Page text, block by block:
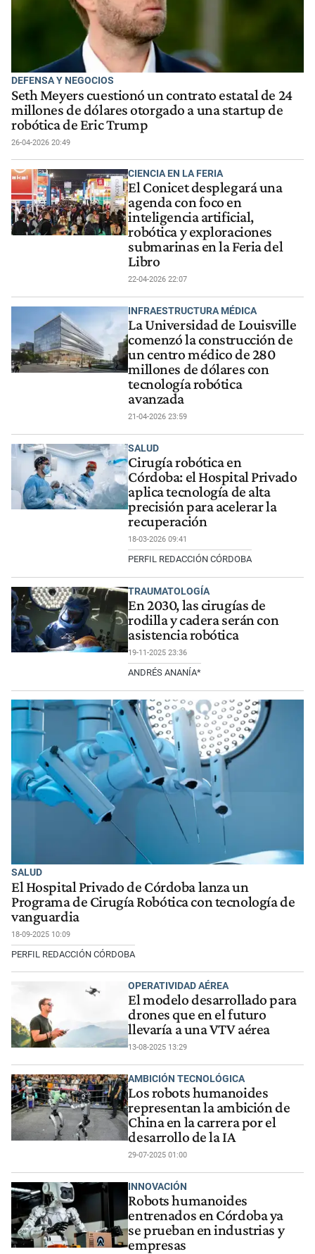
DEFENSA Y NEGOCIOS
Seth Meyers cuestionó un contrato estatal de 24
millones de dólares otorgado a una startup de
robótica de Eric Trump
26-04-2026 20:49
CIENCIA EN LA FERIA
El Conicet desplegará una
agenda con foco en
inteligencia artificial,
robótica y exploraciones
submarinas en la Feria del
Libro
22-04-2026 22:07
INFRAESTRUCTURA MÉDICA
La Universidad de Louisville
comenzó la construcción de
un centro médico de 280
millones de dólares con
tecnología robótica
avanzada
21-04-2026 23:59
SALUD
Cirugía robótica en
Córdoba: el Hospital Privado
aplica tecnología de alta
precisión para acelerar la
recuperación
18-03-2026 09:41
PERFIL REDACCIÓN CÓRDOBA
TRAUMATOLOGÍA
En 2030, las cirugías de
rodilla y cadera serán con
asistencia robótica
19-11-2025 23:36
ANDRÉS ANANÍA*
SALUD
El Hospital Privado de Córdoba lanza un
Programa de Cirugía Robótica con tecnología de
vanguardia
18-09-2025 10:09
PERFIL REDACCIÓN CÓRDOBA
OPERATIVIDAD AÉREA
El modelo desarrollado para
drones que en el futuro
llevaría a una VTV aérea
13-08-2025 13:29
AMBICIÓN TECNOLÓGICA
Los robots humanoides
representan la ambición de
China en la carrera por el
desarrollo de la IA
29-07-2025 01:00
INNOVACIÓN
Robots humanoides
entrenados en Córdoba ya
se prueban en industrias y
empresas